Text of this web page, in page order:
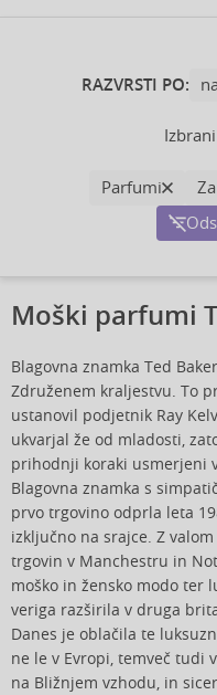
RAZVRSTI PO:
Parfumi
Moški parfumi
Blagovna znamka Ted
Združenem kraljestvu. To
ustanovil podjetnik Ray
ukvarjal že od mladosti,
prihodnji koraki usmerjeni
Blagovna znamka s
prvo trgovino odprla leta
izključno na srajce. Z
trgovin v Manchestru in
moško in žensko modo ter
veriga razširila v druga
Danes je oblačila te
ne le v Evropi, temveč tudi
na Bližnjem vzhodu, in